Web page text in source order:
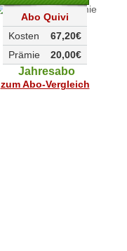
Abo Quivi
67,20€
Kosten
20,00€
Prämie
Jahresabo
zum Abo-Vergleich